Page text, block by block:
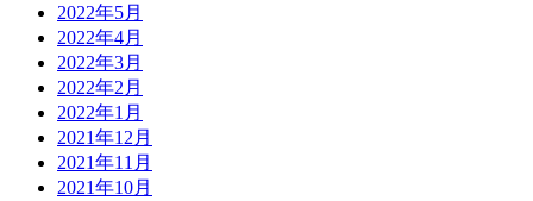
2022年5月
2022年4月
2022年3月
2022年2月
2022年1月
2021年12月
2021年11月
2021年10月